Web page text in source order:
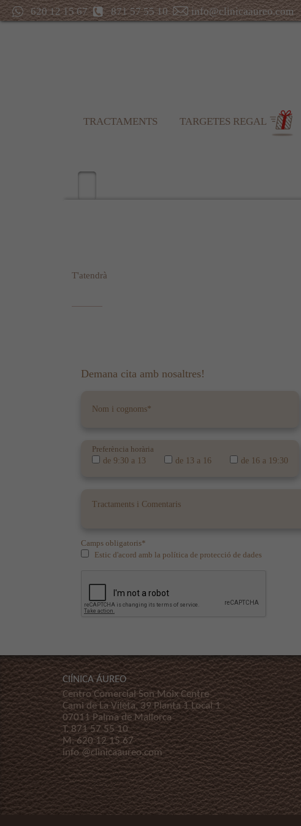
620 12 15 67 871 57 55 10 info@clinicaaureo.com
TRACTAMENTS TARGETES REGAL
T'atendrà
Demana cita amb nosaltres!
Preferència horària
de 9:30 a 13
de 13 a 16 de 16 a 19:30
Camps obligatoris*
Estic d'acord amb la política de protecció de dades
ClÍNICA ÁUREO
Centro Comercial Son Moix Centre
Cami de La Vileta, 39 Planta 1 Local 1
07011 Palma de Mallorca
T.871 57 55 10
M.620 12 15 67
info @clinicaaureo.com